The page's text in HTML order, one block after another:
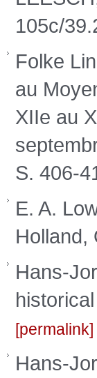
105c/
Folke
au
XIIe au
S. 406-
E. A.
Holland,
Hans-
permalink
Hans-